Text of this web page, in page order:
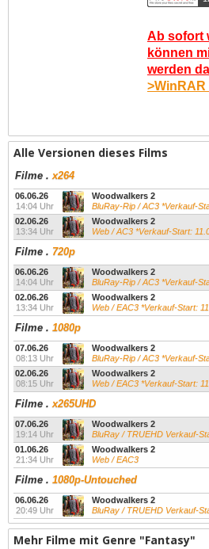
Ab sofort
können
werden
>WinRAR
Alle Versionen dieses Films
Filme .x264
06.06.26
14:04 Uhr
Woodwalkers 2
BluRay-Rip / AC3 *Verkauf-
02.06.26
13:34 Uhr
Woodwalkers 2
Web / AC3 *Verkauf-Start:
Filme . 720p
06.06.26
14:04 Uhr
Woodwalkers 2
BluRay-Rip / AC3 *Verkauf-
02.06.26
13:34 Uhr
Woodwalkers 2
Web / EAC3 *Verkauf-Start:
Filme . 1080p
07.06.26
08:13 Uhr
Woodwalkers 2
BluRay-Rip / AC3 *Verkauf-
02.06.26
08:15 Uhr
Woodwalkers 2
Web / EAC3 *Verkauf-Start:
Filme .x265UHD
07.06.26
19:14 Uhr
Woodwalkers 2
BluRay / TRUEHD Verkauf-
01.06.26
21:34 Uhr
Woodwalkers 2
Web / EAC3
Filme . 1080p-Untouched
06.06.26
20:49 Uhr
Woodwalkers 2
BluRay / TRUEHD Verkauf-
Mehr Filme mit Genre "Fantasy"